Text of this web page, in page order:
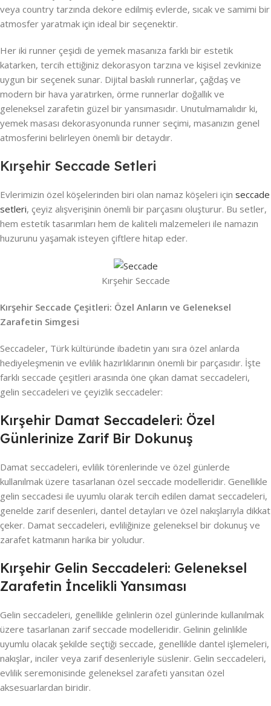
veya country tarzında dekore edilmiş evlerde, sıcak ve samimi bir
atmosfer yaratmak için ideal bir seçenektir.
Her iki runner çeşidi de yemek masanıza farklı bir estetik
katarken, tercih ettiğiniz dekorasyon tarzına ve kişisel zevkinize
uygun bir seçenek sunar. Dijital baskılı runnerlar, çağdaş ve
modern bir hava yaratırken, örme runnerlar doğallık ve
geleneksel zarafetin güzel bir yansımasıdır. Unutulmamalıdır ki,
yemek masası dekorasyonunda runner seçimi, masanızın genel
atmosferini belirleyen önemli bir detaydır.
Kırşehir Seccade Setleri
Evlerimizin özel köşelerinden biri olan namaz köşeleri için seccade
setleri, çeyiz alışverişinin önemli bir parçasını oluşturur. Bu setler,
hem estetik tasarımları hem de kaliteli malzemeleri ile namazın
huzurunu yaşamak isteyen çiftlere hitap eder.
Kırşehir Seccade
Kırşehir Seccade Çeşitleri: Özel Anların ve Geleneksel
Zarafetin Simgesi
Seccadeler, Türk kültüründe ibadetin yanı sıra özel anlarda
hediyeleşmenin ve evlilik hazırlıklarının önemli bir parçasıdır. İşte
farklı seccade çeşitleri arasında öne çıkan damat seccadeleri,
gelin seccadeleri ve çeyizlik seccadeler:
Kırşehir Damat Seccadeleri: Özel
Günlerinize Zarif Bir Dokunuş
Damat seccadeleri, evlilik törenlerinde ve özel günlerde
kullanılmak üzere tasarlanan özel seccade modelleridir. Genellikle
gelin seccadesi ile uyumlu olarak tercih edilen damat seccadeleri,
genelde zarif desenleri, dantel detayları ve özel nakışlarıyla dikkat
çeker. Damat seccadeleri, evliliğinize geleneksel bir dokunuş ve
zarafet katmanın harika bir yoludur.
Kırşehir Gelin Seccadeleri: Geleneksel
Zarafetin İncelikli Yansıması
Gelin seccadeleri, genellikle gelinlerin özel günlerinde kullanılmak
üzere tasarlanan zarif seccade modelleridir. Gelinin gelinlikle
uyumlu olacak şekilde seçtiği seccade, genellikle dantel işlemeleri,
nakışlar, inciler veya zarif desenleriyle süslenir. Gelin seccadeleri,
evlilik seremonisinde geleneksel zarafeti yansıtan özel
aksesuarlardan biridir.